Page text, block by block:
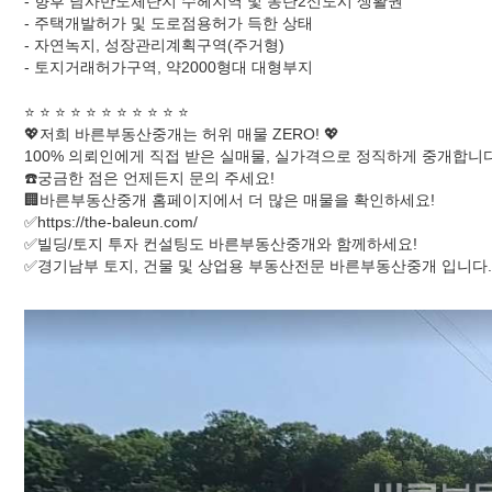
- 주택개발허가 및 도로점용허가 득한 상태
- 자연녹지, 성장관리계획구역(주거형)
- 토지거래허가구역, 약2000형대 대형부지
⭐️ ⭐️ ⭐️ ⭐️ ⭐️ ⭐️ ⭐️ ⭐️ ⭐️ ⭐️ ⭐️
💖저희 바른부동산중개는 허위 매물 ZERO! 💖
100% 의뢰인에게 직접 받은 실매물, 실가격으로 정직하게 중개합니
☎️궁금한 점은 언제든지 문의 주세요!
🏢바른부동산중개 홈페이지에서 더 많은 매물을 확인하세요!
✅https://the-baleun.com/
✅빌딩/토지 투자 컨설팅도 바른부동산중개와 함께하세요!
✅경기남부 토지, 건물 및 상업용 부동산전문 바른부동산중개 입니다.